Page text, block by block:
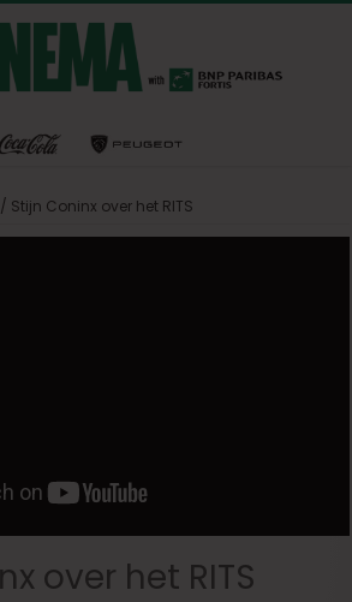
/ Stijn Coninx over het RITS
over het RITS